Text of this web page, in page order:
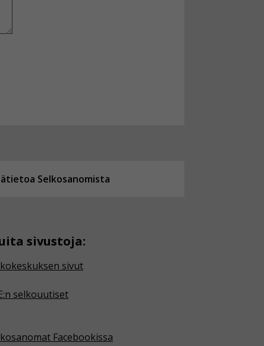
Selkosanomista
sivustoja:
sivut
selkouutiset
Facebookissa